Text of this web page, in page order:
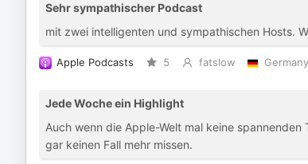
Sehr sympathischer Podcast
mit zwei intelligenten und sympathischen Hosts.
Apple Podcasts 5 fatslow Germany
Jede Woche ein Highlight
Auch wenn die Apple-Welt mal keine
gar keinen Fall mehr missen.